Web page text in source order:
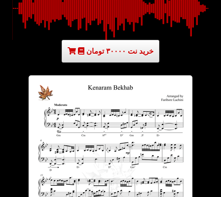
خرید نت ۳۰۰۰۰ تومان